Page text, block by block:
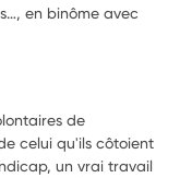
en binôme avec
de
celui qu'ils côtoient
un vrai travail